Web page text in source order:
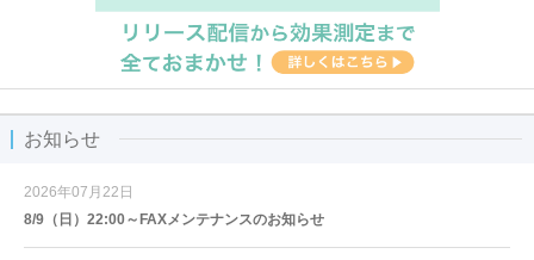
お知らせ
2026年07月22日
8/9（日）22:00～FAXメンテナンスのお知らせ